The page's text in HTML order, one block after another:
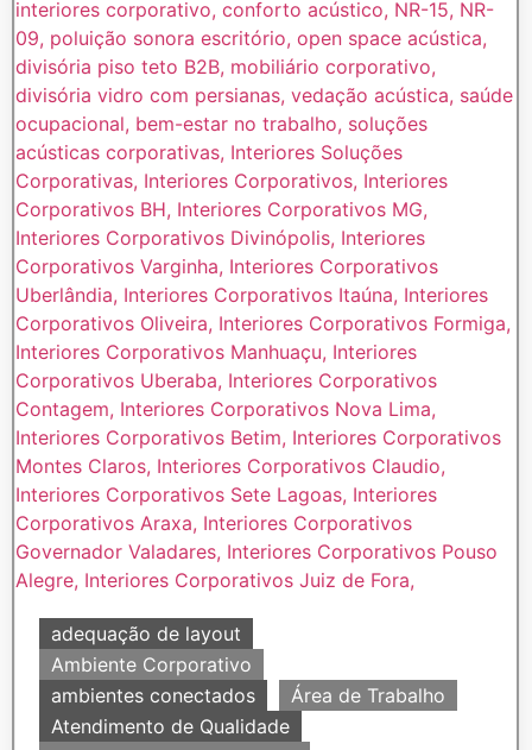
adequação de layout
Ambiente Corporativo
ambientes conectados
Área de Trabalho
Atendimento de Qualidade